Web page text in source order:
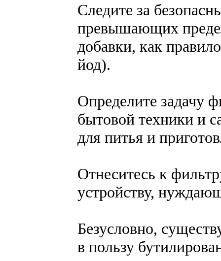
Следите за
превышающих
добавки, как
йод).
Определите задачу
бытовой техники и
для питья и
Отнеситесь к
устройству,
Безусловно,
в пользу